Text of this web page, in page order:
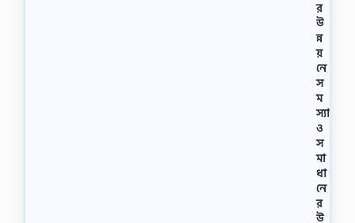
র
উ
ন্ন
য়
নে
স
ম
স্যা
ও
স
মা
ধা
নে
র
উ